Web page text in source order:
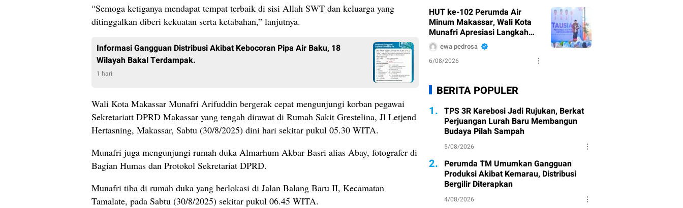
“Semoga ketiganya mendapat tempat terbaik di sisi Allah SWT dan keluarga yang
ditinggalkan diberi kekuatan serta ketabahan,” lanjutnya.
Informasi Gangguan Distribusi Akibat Kebocoran Pipa Air Baku, 18
Wilayah Bakal Terdampak.
1 hari
Wali Kota Makassar Munafri Arifuddin bergerak cepat mengunjungi korban pegawai
Sekretariatt DPRD Makassar yang tengah dirawat di Rumah Sakit Grestelina, Jl Letjend
Hertasning, Makassar, Sabtu (30/8/2025) dini hari sekitar pukul 05.30 WITA.
Munafri juga mengunjungi rumah duka Almarhum Akbar Basri alias Abay, fotografer di
Bagian Humas dan Protokol Sekretariat DPRD.
Munafri tiba di rumah duka yang berlokasi di Jalan Balang Baru II, Kecamatan
Tamalate, pada Sabtu (30/8/2025) sekitar pukul 06.45 WITA.
HUT ke-102 Perumda Air
Minum Makassar, Wali Kota
Munafri Apresiasi Langkah
Pembenahan Pelayanan
ewa pedrosa
6/08/2026
BERITA POPULER
1. TPS 3R Karebosi Jadi Rujukan, Berkat
Perjuangan Lurah Baru Membangun
Budaya Pilah Sampah
5/08/2026
2. Perumda TM Umumkan Gangguan
Produksi Akibat Kemarau, Distribusi
Bergilir Diterapkan
4/08/2026